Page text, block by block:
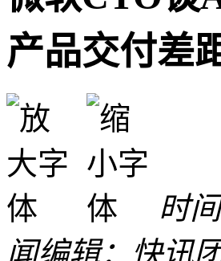
产品交付差
时
闻编辑：快讯